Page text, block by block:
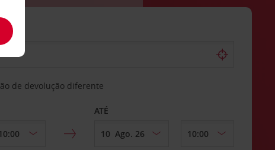
de devolução diferente
ATÉ